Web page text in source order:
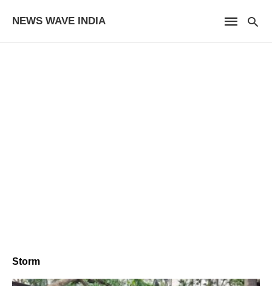
NEWS WAVE INDIA
Storm